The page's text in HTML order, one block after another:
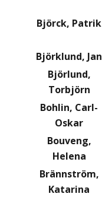
Björck, Patrik
Björklund, Jan
Björlund,
Torbjörn
Bohlin, Carl-
Oskar
Bouveng,
Helena
Brännström,
Katarina